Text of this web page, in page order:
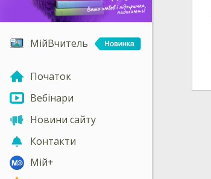
МійВчитель
Початок
Вебінари
Новини сайту
Контакти
Мій+